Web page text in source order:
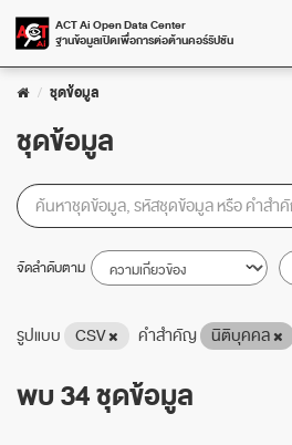
Skip
ACT Ai Open Data Center
ฐานข้อมูลเปิดเพื่อการต่อต้านคอร์รัปชัน
ชุดข้อมูล
ชุดข้อมูล
จัดลำดับตาม
รูปแบบ CSV คำสำคัญ นิติบุคคล
พบ 34 ชุดข้อมูล